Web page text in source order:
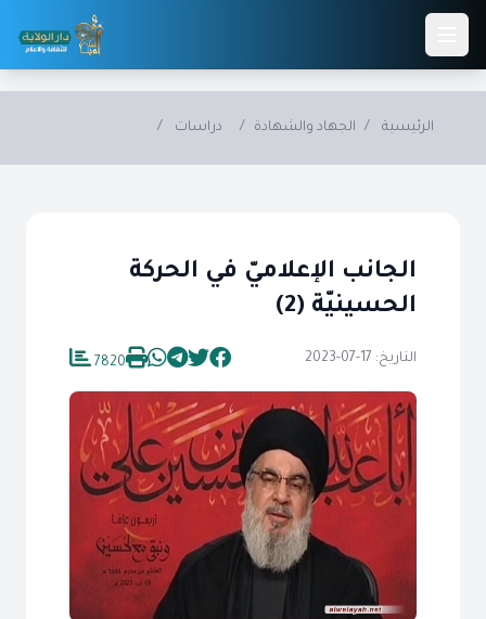
Skip to main content
الرئيسية / الجهاد والشهادة / دراسات /
الجانب الإعلاميّ في الحركة
الحسينيّة (2)
التاريخ: 17-07-2023 7820